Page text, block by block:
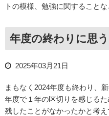
トの模様、勉強に関すること
年度の終わりに思
2025年03月21日
まもなく2024年度も終わり、
年度で１年の区切りを感じる
残したことがなかったかと考